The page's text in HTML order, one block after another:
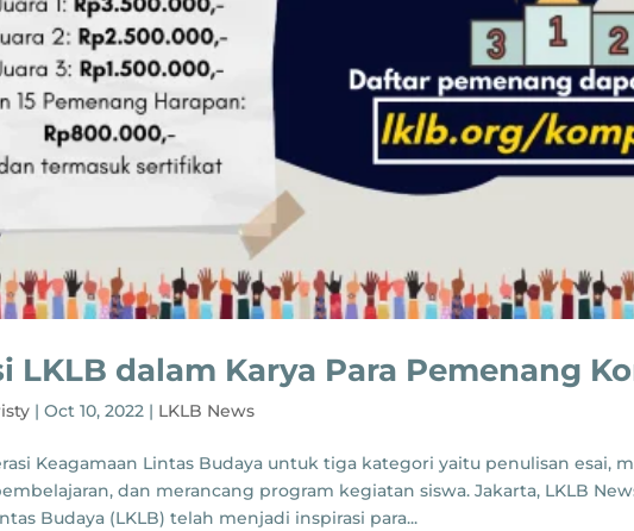
LKLB dalam Karya Para Pemenang
|Oct 10, 2022 | LKLB News
Keagamaan Lintas Budaya untuk tiga kategori yaitu penulisan esai,
dan merancang program kegiatan siswa. Jakarta, LKLB
Budaya (LKLB) telah menjadi inspirasi para...